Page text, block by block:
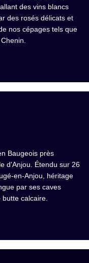
des vins blancs
des rosés délicats et
nos cépages tels que
Baugeois près
d'Anjou. Étendu sur 26
en-Anjou, héritage
par ses caves
calcaire.